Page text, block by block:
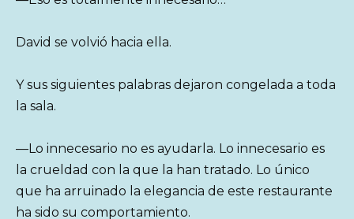
David se volvió hacia ella.
Y sus siguientes palabras dejaron congelada a toda
la sala.
—Lo innecesario no es ayudarla. Lo innecesario es
la crueldad con la que la han tratado. Lo único
que ha arruinado la elegancia de este restaurante
ha sido su comportamiento.